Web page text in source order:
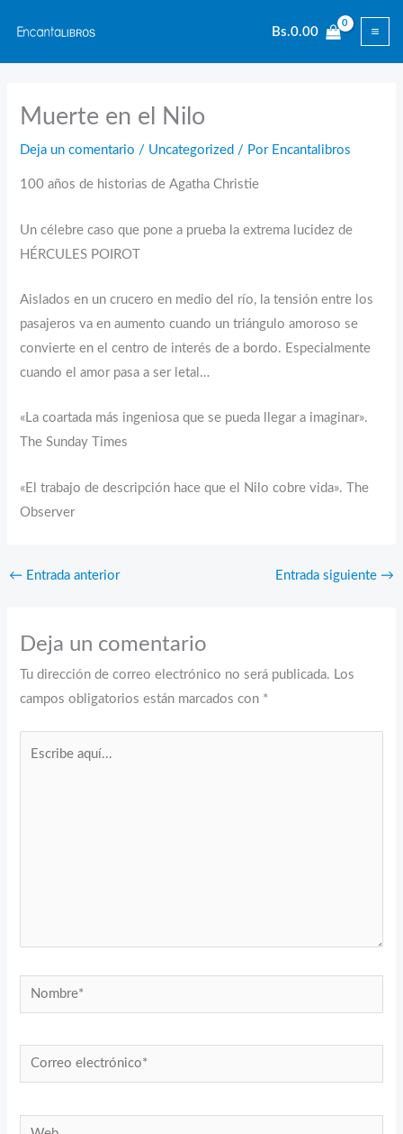
contenido
Bs.0.00
Muerte en el Nilo
Deja un comentario / Uncategorized / Por Encantalibros
100 años de historias de Agatha Christie
Un célebre caso que pone a prueba la extrema lucidez de
HÉRCULES POIROT
Aislados en un crucero en medio del río, la tensión entre los
pasajeros va en aumento cuando un triángulo amoroso se
convierte en el centro de interés de a bordo. Especialmente
cuando el amor pasa a ser letal…
«La coartada más ingeniosa que se pueda llegar a imaginar».
The Sunday Times
«El trabajo de descripción hace que el Nilo cobre vida». The
Observer
← Entrada anterior Entrada siguiente →
Deja un comentario
Tu dirección de correo electrónico no será publicada. Los
campos obligatorios están marcados con *
Nombre*
Correo
electrónico*
Web